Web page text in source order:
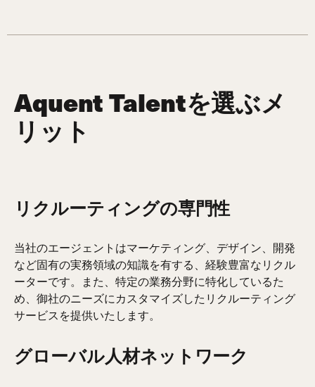
Aquent Talentを選ぶメ
リット
リクルーティングの専門性
当社のエージェントはマーケティング、デザイン、開発
など固有の実務領域の知識を有する、経験豊富なリクル
ーターです。また、特定の業務分野に特化しているた
め、御社のニーズにカスタマイズしたリクルーティング
サービスを提供いたします。
グローバル人材ネットワーク